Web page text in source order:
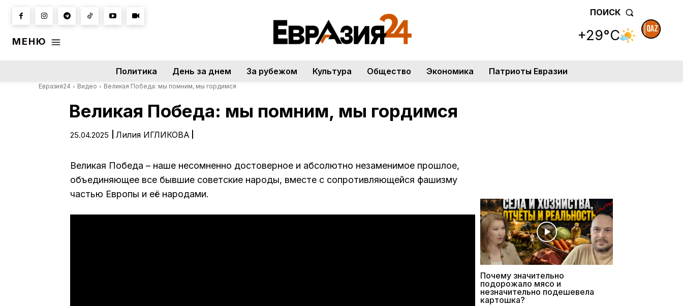
МЕНЮ
ПОИСК
+29°C
Политика День за днем За рубежом Культура Общество Экономика Патриоты Евразии
Евразия24 Видео Великая Победа: мы помним, мы гордимся
Великая Победа: мы помним, мы гордимся
25.04.2025 Лилия ИГЛИКОВА
Великая Победа – наше несомненно достоверное и абсолютно незаменимое прошлое,
объединяющее все бывшие советские народы, вместе с сопротивляющейся фашизму
частью Европы и её народами.
Почему значительно
подорожало мясо и
незначительно подешевела
картошка?